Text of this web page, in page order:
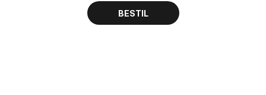
BESTIL